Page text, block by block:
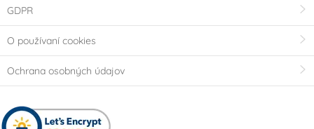
GDPR
O používaní cookies
Ochrana osobných údajov